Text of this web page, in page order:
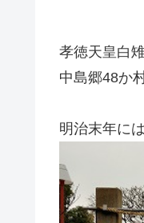
孝徳天皇白
中島郷48か
明治末年に